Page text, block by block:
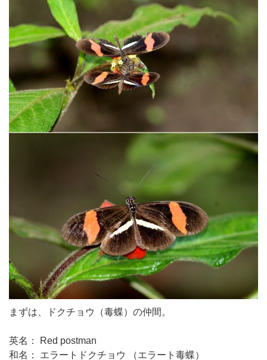
まずは、ドクチョウ（毒蝶）の仲間。
英名： Red postman
和名： エラートドクチョウ （エラート毒蝶）